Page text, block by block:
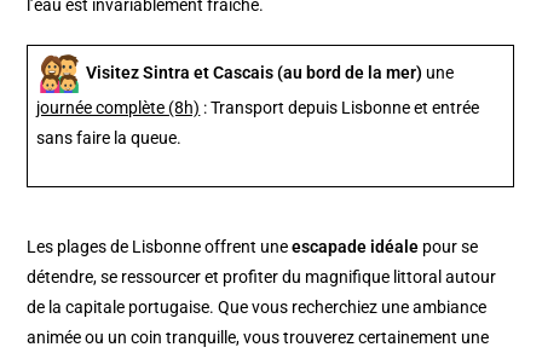
l’eau est invariablement fraîche.
Visitez Sintra et Cascais (au bord de la mer) une
journée complète (8h) : Transport depuis Lisbonne et entrée
sans faire la queue.
Les plages de Lisbonne offrent uneescapade idéale pour se
détendre, se ressourcer et profiter du magnifique littoral autour
de la capitale portugaise. Que vous recherchiez une ambiance
animée ou un coin tranquille, vous trouverez certainement une